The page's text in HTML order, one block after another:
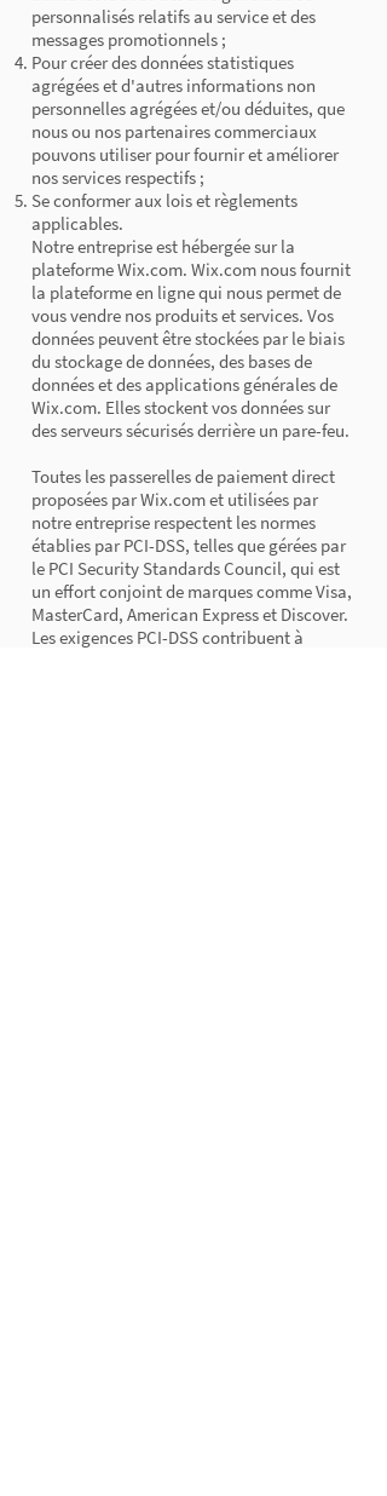
personnalisés relatifs au service et des
messages promotionnels ;
Pour créer des données statistiques
agrégées et d'autres informations non
personnelles agrégées et/ou déduites, que
nous ou nos partenaires commerciaux
pouvons utiliser pour fournir et améliorer
nos services respectifs ;
Se conformer aux lois et règlements
applicables.
Notre entreprise est hébergée sur la
plateforme Wix.com. Wix.com nous fournit
la plateforme en ligne qui nous permet de
vous vendre nos produits et services. Vos
données peuvent être stockées par le biais
du stockage de données, des bases de
données et des applications générales de
Wix.com. Elles stockent vos données sur
des serveurs sécurisés derrière un pare-feu.
Toutes les passerelles de paiement direct
proposées par Wix.com et utilisées par
notre entreprise respectent les normes
établies par PCI-DSS, telles que gérées par
le PCI Security Standards Council, qui est
un effort conjoint de marques comme Visa,
MasterCard, American Express et Discover.
Les exigences PCI-DSS contribuent à